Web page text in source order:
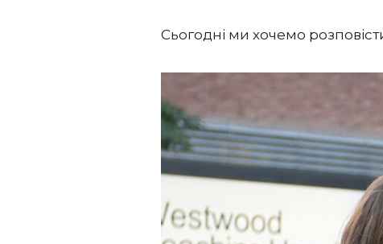
Сьогодні ми хочемо